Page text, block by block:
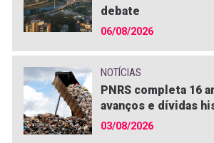
debate
06/08/2026
NOTÍCIAS
PNRS completa 16
avanços e dívidas
03/08/2026